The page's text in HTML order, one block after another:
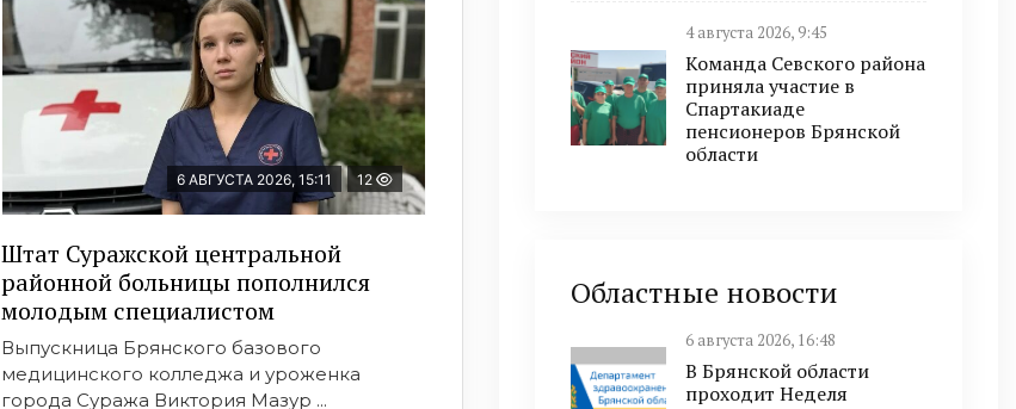
6 АВГУСТА 2026, 15:11 12
Штат Суражской центральной
районной больницы пополнился
молодым специалистом
Выпускница Брянского базового
медицинского колледжа и уроженка
города Суража Виктория Мазур ...
4 августа 2026, 9:45
Команда Севского района
приняла участие в
Спартакиаде
пенсионеров Брянской
области
Областные новости
6 августа 2026, 16:48
В Брянской области
проходит Неделя